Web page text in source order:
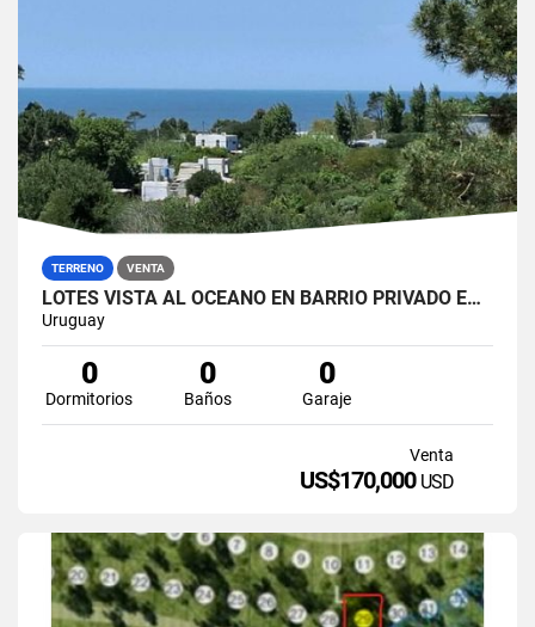
TERRENO VENTA
LOTES VISTA AL OCEANO EN BARRIO PRIVADO EN EL.CHORRO
Uruguay
0
Dormitorios
0
Baños
0
Garaje
Venta
US$170,000 USD